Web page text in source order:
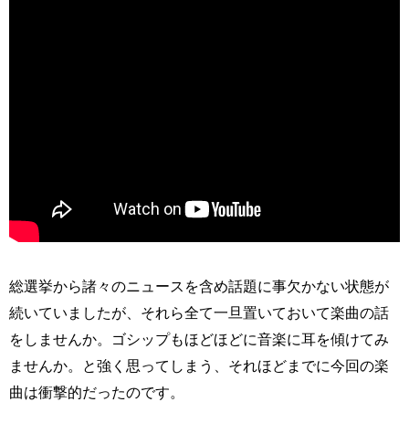
総選挙から諸々のニュースを含め話題に事欠かない状態が
続いていましたが、それら全て一旦置いておいて楽曲の話
をしませんか。ゴシップもほどほどに音楽に耳を傾けてみ
ませんか。と強く思ってしまう、それほどまでに今回の楽
曲は衝撃的だったのです。